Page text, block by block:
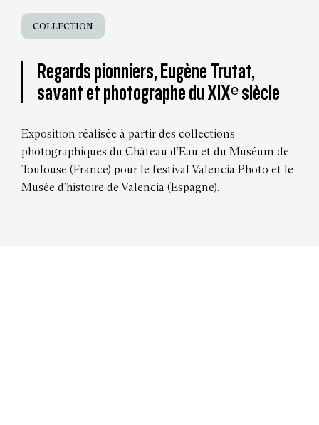
COLLECTION
Regards pionniers, Eugène Trutat,
savant et photographe du XIXᵉ siècle
Exposition réalisée à partir des collections
photographiques du Château d’Eau et du Muséum de
Toulouse (France) pour le festival Valencia Photo et le
Musée d’histoire de Valencia (Espagne).